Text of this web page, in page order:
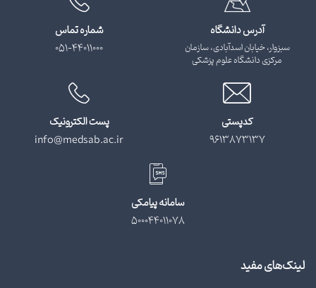
آدرس دانشگاه
سبزوار، خیابان اسدآبادی، سازمان
مرکزی دانشگاه علوم پزشکی
شماره تماس
051-44011000
کدپستی
9613873137
پست الکترونیک
info@medsab.ac.ir
سامانه پیامکی
500044011078
لینک‌های مفید